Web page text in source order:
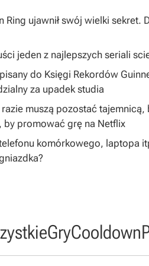
Ring ujawnił swój wielki sekret.
jeden z najlepszych seriali
do Księgi Rekordów
za upadek studia
razie muszą pozostać
promować grę na Netflix
komórkowego, laptopa
GryCooldown